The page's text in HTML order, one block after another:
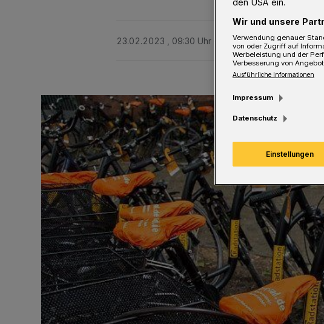
23.02.2023 , 09:30 Uhr Eine Minute Lesezeit
den USA ein.
Wir und unsere
Verwendung genauer
von oder Zugriff auf
Werbeleistung und der
Verbesserung von
Ausführliche Informationen
Impressum
Datenschutz
Einstellungen